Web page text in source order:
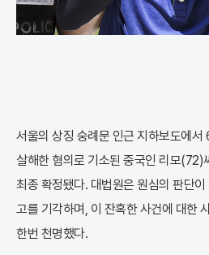
서울의 상징 숭례문 인근 지하보도에서
살해한 혐의로 기소된 중국인 리모(72)
최종 확정됐다. 대법원은 원심의 판단
고를 기각하며, 이 잔혹한 사건에 대한
한번 천명했다.